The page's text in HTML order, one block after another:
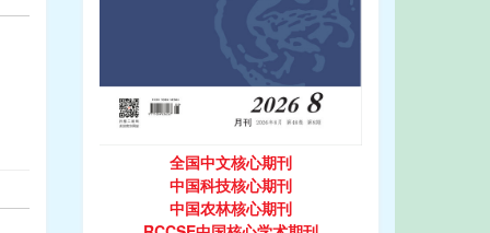
全国中文核心期刊
中国科技核心期刊
中国农林核心期刊